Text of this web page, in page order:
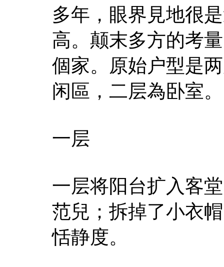
多年，眼界見地很
高。颠末多方的考
個家。原始户型是
闲區，二层為卧室。
一层
一层将阳台扩入客
范兒；拆掉了小衣
恬静度。